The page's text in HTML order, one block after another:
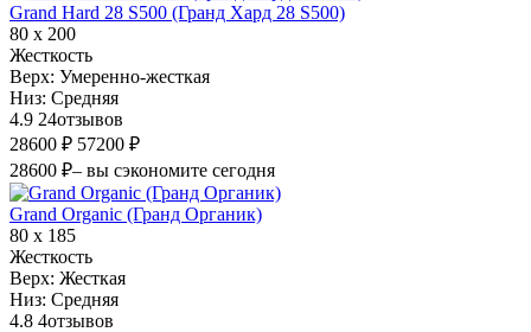
Grand Hard 28 S500 (Гранд Хард 28 S500)
80 х 200
Жесткость
Верх: Умеренно-жесткая
Низ: Средняя
4.9 24отзывов
28600 ₽ 57200 ₽
28600 ₽– вы сэкономите сегодня
Grand Organic (Гранд Органик)
80 х 185
Жесткость
Верх: Жесткая
Низ: Средняя
4.8 4отзывов